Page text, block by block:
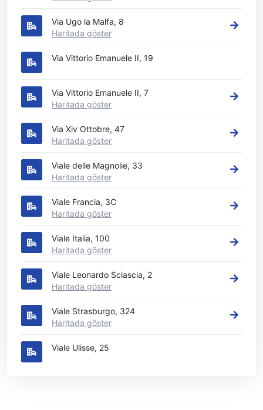
Via Ugo la Malfa, 8
Haritada göster
Via Vittorio Emanuele II, 19
Via Vittorio Emanuele II, 7
Haritada göster
Via Xiv Ottobre, 47
Haritada göster
Viale delle Magnolie, 33
Haritada göster
Viale Francia, 3C
Haritada göster
Viale Italia, 100
Haritada göster
Viale Leonardo Sciascia, 2
Haritada göster
Viale Strasburgo, 324
Haritada göster
Viale Ulisse, 25